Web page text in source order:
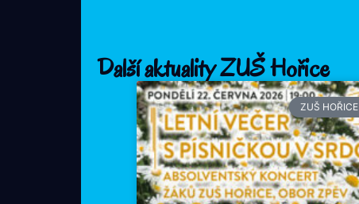
Další aktuality ZUŠ Hořice
ZUŠ HOŘICE